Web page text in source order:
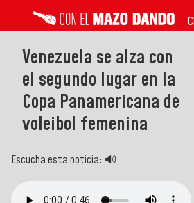
Venezuela se alza con
el segundo lugar en la
Copa Panamericana de
voleibol femenina
Escucha esta noticia: 🔊